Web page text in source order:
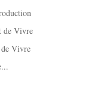
de Vivre
Vivre